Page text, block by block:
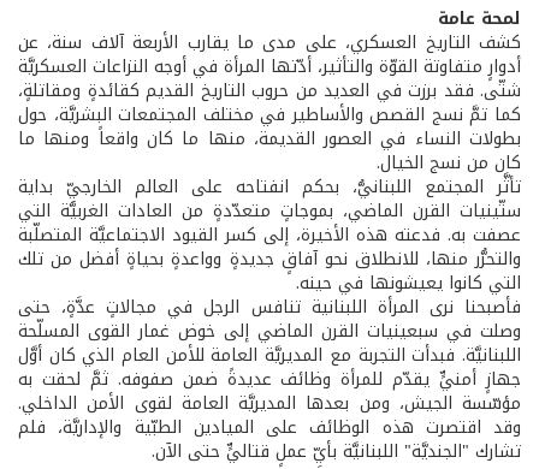
لمحة عامة
كشف التاريخ العسكري، على مدى ما يقارب الأربعة آلاف سنة، عن
أدوارٍ متفاوتة القوّة والتأثير، ‌أدّتها المرأة في أوجه النزاعات العسكريَّة
شتّى. فقد برزت في العديد من حروب التاريخ القديم كقائدةٍ ومقاتلةٍ،
كما تمَّ نسج القصص والأساطير في مختلف المجتمعات البشريَّة، حول
بطولات النساء في العصور القديمة، منها ما كان واقعاً ومنها ما
كان من نسج الخيال.
تأثَّر المجتمع اللبنانيُّ، بحكم انفتاحه على العالم الخارجيِّ بداية
ستّينيات القرن الماضي، بموجاتٍ متعدّدةٍ من العادات الغربيَّة التي
عصفت به. فدعته هذه الأخيرة، إلى كسر القيود الاجتماعيَّة المتصلّبة
والتحرُّر منها، للانطلاق نحو آفاقٍ جديدةٍ وواعدةٍ بحياةٍ أفضل من تلك
التي كانوا يعيشونها في حينه.
فأصبحنا نرى المرأة اللبنانية تنافس الرجل في مجالاتٍ عدَّةٍ، حتى
وصلت في سبعينيات القرن الماضي إلى خوض غمار القوى المسلّحة
اللبنانيَّة. فبدأت التجربة مع المديريَّة العامة للأمن العام الذي كان أوَّل
جهازٍ أمنيٍّ يقدّم للمرأة وظائف عديدةً ضمن صفوفه. ثمَّ لحقت به
مؤسّسة الجيش، ومن بعدها المديريَّة العامة لقوى الأمن الداخلي.
وقد اقتصرت هذه الوظائف على الميادين الطبّية والإداريَّة، فلم
تشارك "الجنديَّة" اللبنانيَّة بأيِّ عملٍ قتاليٍّ حتى الآن.